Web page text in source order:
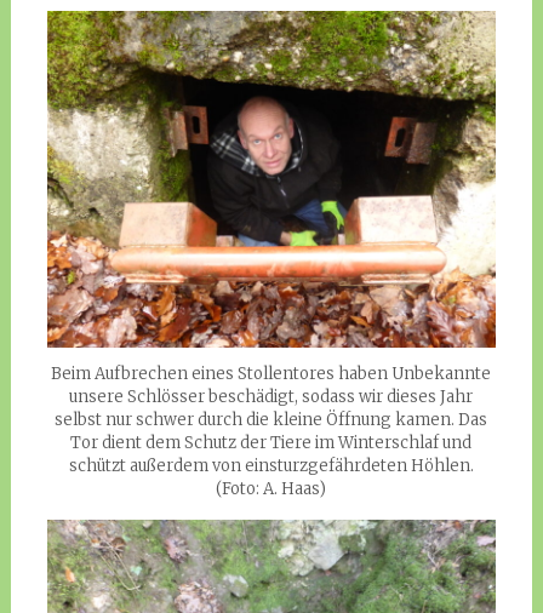
Beim Aufbrechen eines Stollentores haben Unbekannte
unsere Schlösser beschädigt, sodass wir dieses Jahr
selbst nur schwer durch die kleine Öffnung kamen. Das
Tor dient dem Schutz der Tiere im Winterschlaf und
schützt außerdem von einsturzgefährdeten Höhlen.
(Foto: A. Haas)